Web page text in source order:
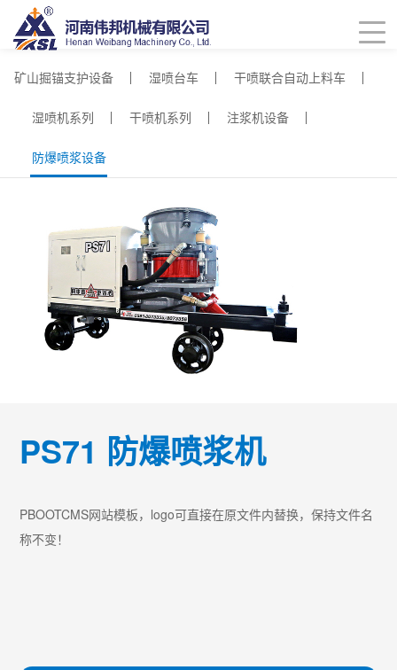
矿山掘锚支护设备 湿喷台车 干喷联合自动上料车
湿喷机系列 干喷机系列 注浆机设备
防爆喷浆设备
PS71 防爆喷浆机
PBOOTCMS网站模板，logo可直接在原文件内替换，保持文件名
称不变！